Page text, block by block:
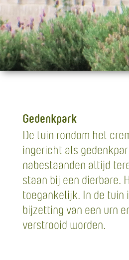
Gedenkpark
De tuin rondom het
ingericht als
nabestaanden altijd
staan bij een dierbare.
toegankelijk. In de tuin
bijzetting van een urn
verstrooid worden.